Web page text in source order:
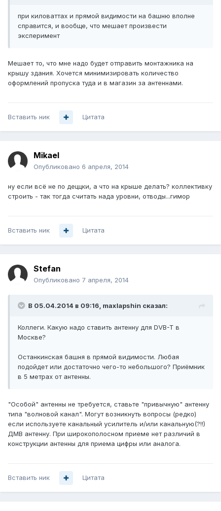
при киловаттах и прямой видимости на башню вполне
справится, и вообще, что мешает произвести
эксперимент
Мешает то, что мне надо будет отправить монтажника на
крышу здания. Хочется минимизировать количество
оформлений пропуска туда и в магазин за антеннами.
Вставить ник Цитата
Mikael
Опубликовано 6 апреля, 2014
ну если всё не по деццки, а что на крыше делать? коллективку
строить - так тогда считать нада уровни, отводы...гимор
Вставить ник Цитата
Stefan
Опубликовано 7 апреля, 2014
В 05.04.2014 в 09:16, maxlapshin сказал:
Коллеги. Какую надо ставить антенну для DVB-T в
Москве?
Останкинская башня в прямой видимости. Любая
подойдет или достаточно чего-то небольшого? Приёмник
в 5 метрах от антенны.
"Особой" антенны не требуется, ставьте "привычную" антенну
типа "волновой канал". Могут возникнуть вопросы (редко)
если используете канальный усилитель и/или канальную(?!!)
ДМВ антенну. При широкополосном приеме нет различий в
конструкции антенны для приема цифры или аналога.
Вставить ник Цитата